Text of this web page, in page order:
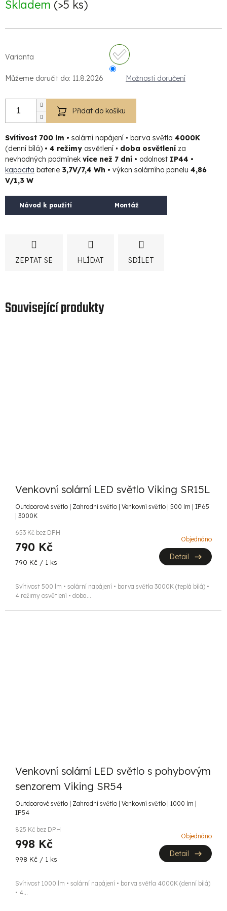
Skladem (>5 ks)
Varianta
Můžeme doručit do: 11.8.2026 Možnosti doručení
Přidat do košíku
Svítivost 700 lm • solární napájení • barva světla 4000K
(denní bílá) • 4 režimy osvětlení • doba osvětlení za
nevhodných podmínek více než 7 dní • odolnost IP44 •
kapacita baterie 3,7V/7,4 Wh • výkon solárního panelu 4,86
V/1,3 W
Návod k použití Montáž
ZEPTAT SE HLÍDAT SDÍLET
Související produkty
Venkovní solární LED světlo Viking SR15L
Outdoorové světlo | Zahradní světlo | Venkovní světlo | 500 lm | IP65
| 3000K
653 Kč bez DPH
790 Kč
Měrná
790 Kč / 1 ks
Objednáno
Detail
Svítivost 500 lm • solární napájení • barva světla 3000K (teplá bílá) •
4 režimy osvětlení • doba...
Venkovní solární LED světlo s pohybovým
senzorem Viking SR54
Outdoorové světlo | Zahradní světlo | Venkovní světlo | 1000 lm |
IP54
825 Kč bez DPH
998 Kč
Měrná
998 Kč / 1 ks
Objednáno
Detail
Svítivost 1000 lm • solární napájení • barva světla 4000K (denní bílá)
• 4...